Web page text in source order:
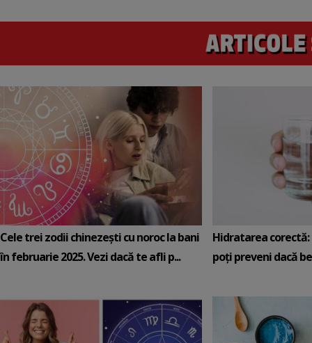
Cele trei zodii chinezești cu noroc la bani
în februarie 2025. Vezi dacă te afli p...
Hidratarea corectă:
poți preveni dacă